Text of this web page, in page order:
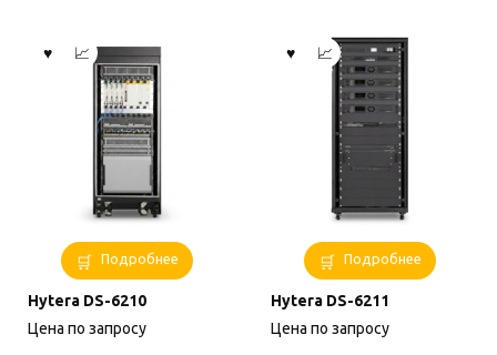
Подробнее
Hytera DS-6210
Цена по запросу
Подробнее
Hytera DS-6211
Цена по запросу